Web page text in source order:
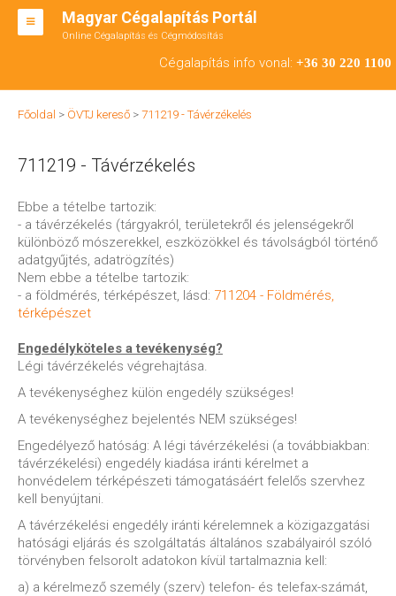
Magyar Cégalapítás Portál
Online Cégalapítás és Cégmódosítás
Cégalapítás info vonal: +36 30 220 1100
BT ALAPÍTÁS
CÉGMÓDOSÍTÁS
ÁTALAKULÁS
TEÁOR SZÁMOK '08
ENGEDÉLYKÖTELES
KAPCSOLAT
IRODÁK
Főoldal > ÖVTJ kereső > 711219 - Távérzékelés
711219 - Távérzékelés
Ebbe a tételbe tartozik:
- a távérzékelés (tárgyakról, területekről és jelenségekről
különböző mószerekkel, eszközökkel és távolságból történő
adatgyűjtés, adatrögzítés)
Nem ebbe a tételbe tartozik:
- a földmérés, térképészet, lásd: 711204 - Földmérés,
térképészet
Engedélyköteles a tevékenység?
Légi távérzékelés végrehajtása.
A tevékenységhez külön engedély szükséges!
A tevékenységhez bejelentés NEM szükséges!
Engedélyező hatóság: A légi távérzékelési (a továbbiakban:
távérzékelési) engedély kiadása iránti kérelmet a
honvédelem térképészeti támogatásáért felelős szervhez
kell benyújtani.
A távérzékelési engedély iránti kérelemnek a közigazgatási
hatósági eljárás és szolgáltatás általános szabályairól szóló
törvényben felsorolt adatokon kívül tartalmaznia kell:
a) a kérelmező személy (szerv) telefon- és telefax-számát,